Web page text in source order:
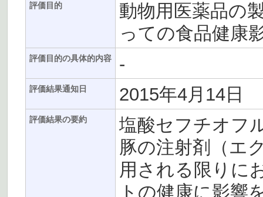
評価目的
動物用医薬品の
っての食品健康
評価目的の具体的内容 -
評価結果通知日 2015年4月14日
評価結果の要約
塩酸セフチオフ
豚の注射剤（エ
用される限りに
トの健康に影響